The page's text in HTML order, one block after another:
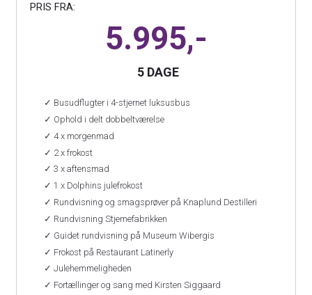
PRIS FRA:
5.995,-
5 DAGE
✓ Busudflugter i 4-stjernet luksusbus
✓ Ophold i delt dobbeltværelse
✓ 4 x morgenmad
✓ 2 x frokost
✓ 3 x aftensmad
✓ 1 x Dolphins julefrokost
✓ Rundvisning og smagsprøver på Knaplund Destilleri
✓ Rundvisning Stjernefabrikken
✓ Guidet rundvisning på Museum Wibergis
✓ Frokost på Restaurant Latinerly
✓ Julehemmeligheden
✓ Fortællinger og sang med Kirsten Siggaard